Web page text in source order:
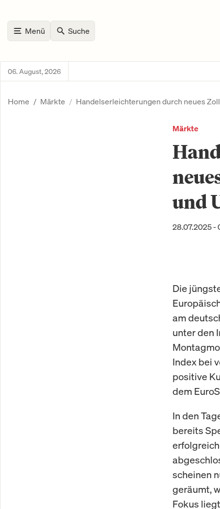
Menü Suche
06. August, 2026
Home Märkte Handelserleichterungen durch neues
Märkte
und
28.07.2025 -
Die
am
unter den
Index bei
positive
dem
In den
bereits
scheinen
geräumt,
Fokus